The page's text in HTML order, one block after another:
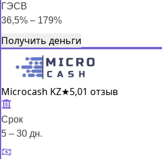
ГЭСВ
36,5% – 179%
Получить деньги
Microcash KZ★5,01 отзыв
Срок
5 – 30 дн.